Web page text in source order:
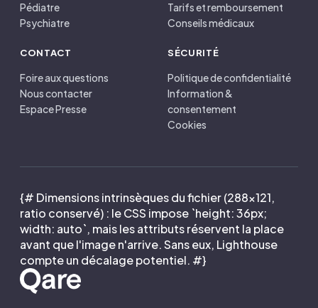
Pédiatre
Psychiatre
Tarifs et remboursement
Conseils médicaux
CONTACT
Foire aux questions
Nous contacter
Espace Presse
SÉCURITÉ
Politique de confidentialité
Information &
consentement
Cookies
{# Dimensions intrinsèques du fichier (288×121,
ratio conservé) : le CSS impose `height: 36px;
width: auto`, mais les attributs réservent la place
avant que l'image n'arrive. Sans eux, Lighthouse
compte un décalage potentiel. #}